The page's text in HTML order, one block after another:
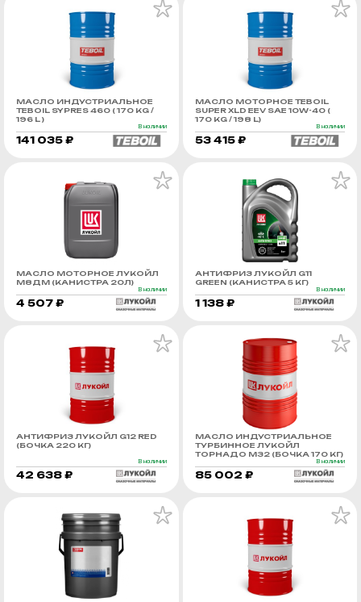
МАСЛО ИНДУСТРИАЛЬНОЕ
TEBOIL SYPRES 460 ( 170 KG /
196 L )
В наличии
141 035 ₽
МАСЛО МОТОРНОЕ TEBOIL
SUPER XLD EEV SAE 10W-40 (
170 KG / 198 L)
В наличии
53 415 ₽
МАСЛО МОТОРНОЕ ЛУКОЙЛ
М8ДМ (КАНИСТРА 20Л)
В наличии
4 507 ₽
АНТИФРИЗ ЛУКОЙЛ G11
GREEN (КАНИСТРА 5 КГ)
В наличии
1 138 ₽
АНТИФРИЗ ЛУКОЙЛ G12 RED
(БОЧКА 220 КГ)
В наличии
42 638 ₽
МАСЛО ИНДУСТРИАЛЬНОЕ
ТУРБИННОЕ ЛУКОЙЛ
ТОРНАДО М32 (БОЧКА 170 КГ)
В наличии
85 002 ₽